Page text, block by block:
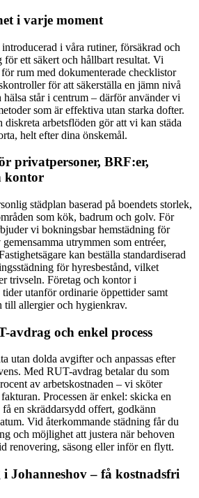
i varje moment
i våra rutiner, försäkrad och
för ett säkert och hållbart resultat. Vi
rum med dokumenterade checklistor
för att säkerställa en jämn nivå
står i centrum – därför använder vi
som är effektiva utan starka dofter.
diskreta arbetsflöden gör att vi kan städa
helt efter dina önskemål.
privatpersoner, BRF:er,
kontor
städplan baserad på boendets storlek,
som kök, badrum och golv. För
vi bokningsbar hemstädning för
utrymmen som entréer,
kan beställa standardiserad
för hyresbestånd, vilket
trivseln. Företag och kontor i
utanför ordinarie öppettider samt
till allergier och hygienkrav.
avdrag och enkel process
utan dolda avgifter och anpassas efter
Med RUT-avdrag betalar du som
av arbetskostnaden – vi sköter
Processen är enkel: skicka en
en skräddarsydd offert, godkänn
Vid återkommande städning får du
och möjlighet att justera när behoven
renovering, säsong eller inför en flytt.
Johanneshov – få kostnadsfri